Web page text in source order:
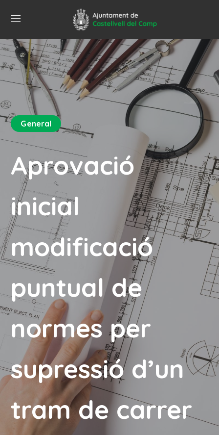
General
Aprovació
inicial
modificació
puntual de
normes per
supressió d’un
tram de carrer